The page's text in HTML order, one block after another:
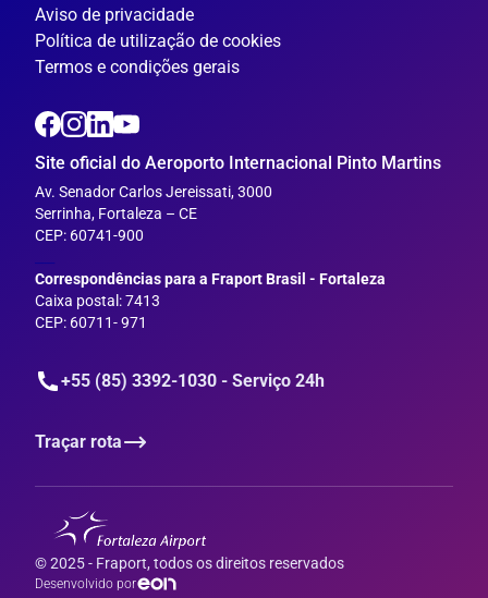
Aviso de privacidade
Política de utilização de cookies
Termos e condições gerais
Site oficial do Aeroporto Internacional Pinto Martins
Av. Senador Carlos Jereissati, 3000
Serrinha, Fortaleza – CE
CEP: 60741-900
Correspondências para a Fraport Brasil - Fortaleza
Caixa postal: 7413
CEP: 60711- 971
+55 (85) 3392-1030 - Serviço 24h
Traçar rota
© 2025 - Fraport, todos os direitos reservados
Desenvolvido por